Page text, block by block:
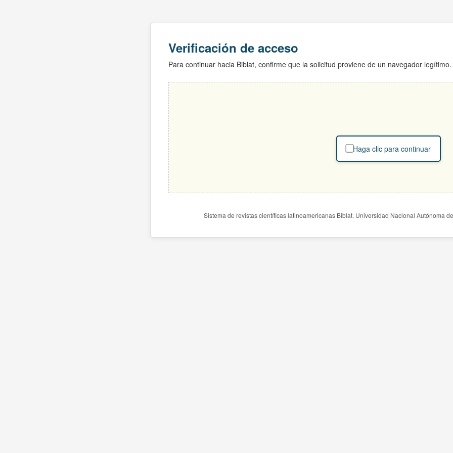
Verificación de acceso
Para continuar hacia Biblat, confirme que la solicitud proviene de un navegador legítimo.
Haga clic para continuar
Sistema de revistas científicas latinoamericanas Biblat. Universidad Nacional Autónoma